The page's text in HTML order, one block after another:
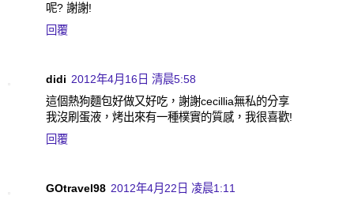
呢? 謝謝!
回覆
didi 2012年4月16日 清晨5:58
這個熱狗麵包好做又好吃，謝謝cecillia無私的分享
我沒刷蛋液，烤出來有一種樸實的質感，我很喜歡!
回覆
GOtravel98 2012年4月22日 凌晨1:11